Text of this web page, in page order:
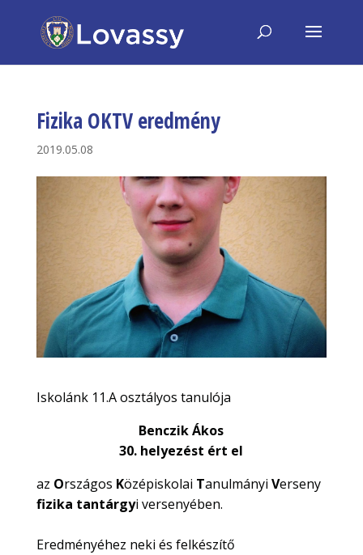
Fizika OKTV eredmény
2019.05.08
Iskolánk 11.A osztályos tanulója
Benczik Ákos
30. helyezést ért el
az Országos Középiskolai Tanulmányi Verseny
fizika tantárgyi versenyében.
Eredményéhez neki és felkészítő